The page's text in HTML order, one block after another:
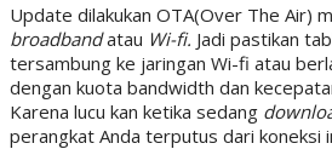
Update dilakukan OTA(Over The Air)
broadbandatau Wi-fi. Jadi pastikan
tersambung ke jaringan Wi-fi atau
dengan kuota bandwidth dan
Karena lucu kan ketika sedang
perangkat Anda terputus dari koneksi